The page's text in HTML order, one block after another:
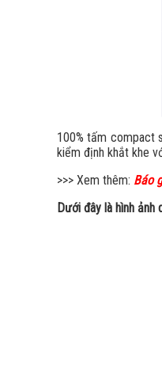
100% tấm compact
kiểm định khắt khe
>>> Xem thêm: Báo
Dưới đây là hình ảnh